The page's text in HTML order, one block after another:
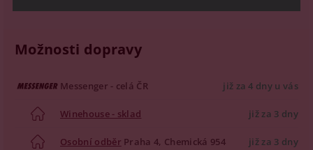
Možnosti dopravy
Messenger - celá ČR již za 4 dny u vás
Winehouse - sklad již za 3 dny
Osobní odběr Praha 4, Chemická 954 již za 3 dny